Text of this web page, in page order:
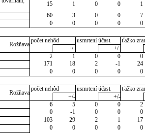
15 1 0 0 1
60 -3 0 0 7
0 0 0 0 0
Rožňava
počet nehôd usmrtení účast. ťažko
+/-
+/-
2 1 0 0 0
171 18 2 -1 24
0 0 0 0 0
Rožňava
počet nehôd usmrtení účast. ťažko
+/-
+/-
6 5 0 0 2
0 -1 0 0 0
103 29 2 1 17
0 0 0 0 0